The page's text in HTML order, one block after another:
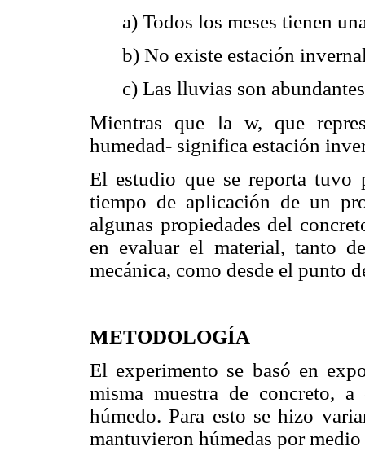
a) Todos los meses tienen
b) No existe estación
c) Las lluvias son
Mientras que la w, que
humedad- significa estación
El estudio que se reporta
tiempo de aplicación de un
algunas propiedades del
en evaluar el material, tanto
mecánica, como desde el punto
METODOLOGÍA
El experimento se basó en
misma muestra de concreto,
húmedo. Para esto se hizo
mantuvieron húmedas por